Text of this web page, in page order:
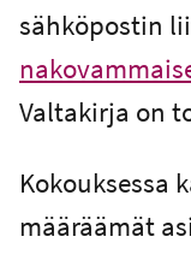
sähköpostin
Valtakirja on
Kokouksessa
määräämät